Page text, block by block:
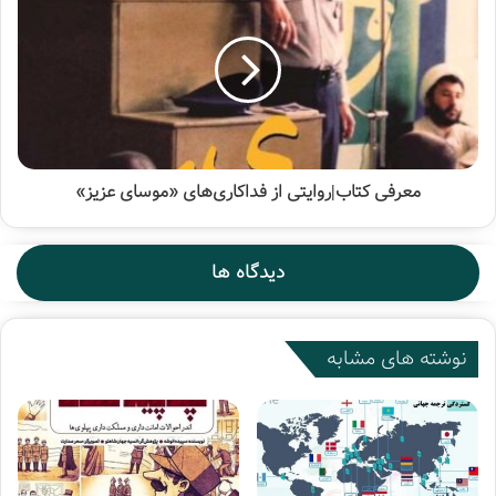
کتاب «پیام پیامبر» اثر سیدمحمدتقی حکیم در 140 صفحه و با
قیمت 22000 تومان از سوی انتشارات دفتر فرهنگ اسلامی روانه
بازار نشر شده است.
بوستان کتاب پیام پیامبر
تجدید چاپ
سیدمحمدتقی حکیم
نتشارات دفتر فرهنگ اسلامی
معرفی کتاب|روایتی از فداکاری‌های «موسای عزیز»
دیدگاه ها
نوشته های مشابه